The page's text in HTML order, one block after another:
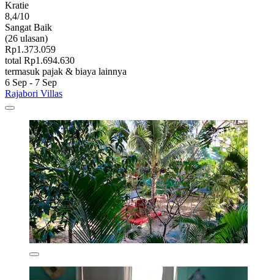
Kratie
8,4/10
Sangat Baik
(26 ulasan)
Rp1.373.059
total Rp1.694.630
termasuk pajak & biaya lainnya
6 Sep - 7 Sep
Rajabori Villas